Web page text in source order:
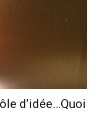
d’idée…Quoi